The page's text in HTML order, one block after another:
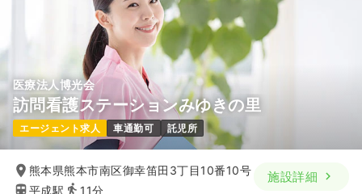
医療法人博光会
訪問看護ステーションみゆきの里
エージェント求人 車通勤可 託児所
熊本県熊本市南区御幸笛田3丁目10番10号
平成駅
11分
施設詳細